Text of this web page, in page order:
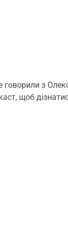
з
щоб